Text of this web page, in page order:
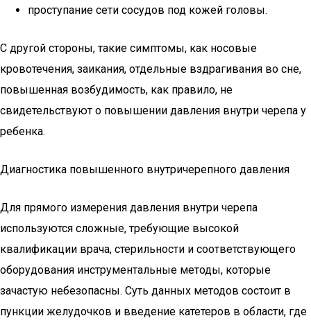
проступание сети сосудов под кожей головы.
C другой стороны, такие симптомы, как носовые
кровотечения, заикания, отдельные вздрагивания во сне,
повышенная возбудимость, как правило, не
свидетельствуют о повышении давления внутри черепа у
ребенка.
Диагностика повышенного внутричерепного давления
Для прямого измерения давления внутри черепа
используются сложные, требующие высокой
квалификации врача, стерильности и соответствующего
оборудования инструментальные методы, которые
зачастую небезопасны. Суть данных методов состоит в
пункции желудочков и введение катетеров в области, где